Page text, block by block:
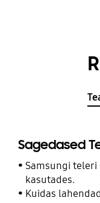
Sagedased
Samsungi
kasutades.
Kuidas